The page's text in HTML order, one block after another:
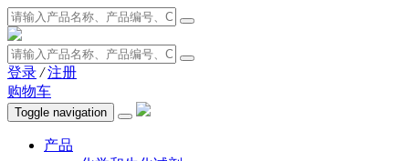
登录 / 注册
购物车
Toggle navigation
产品